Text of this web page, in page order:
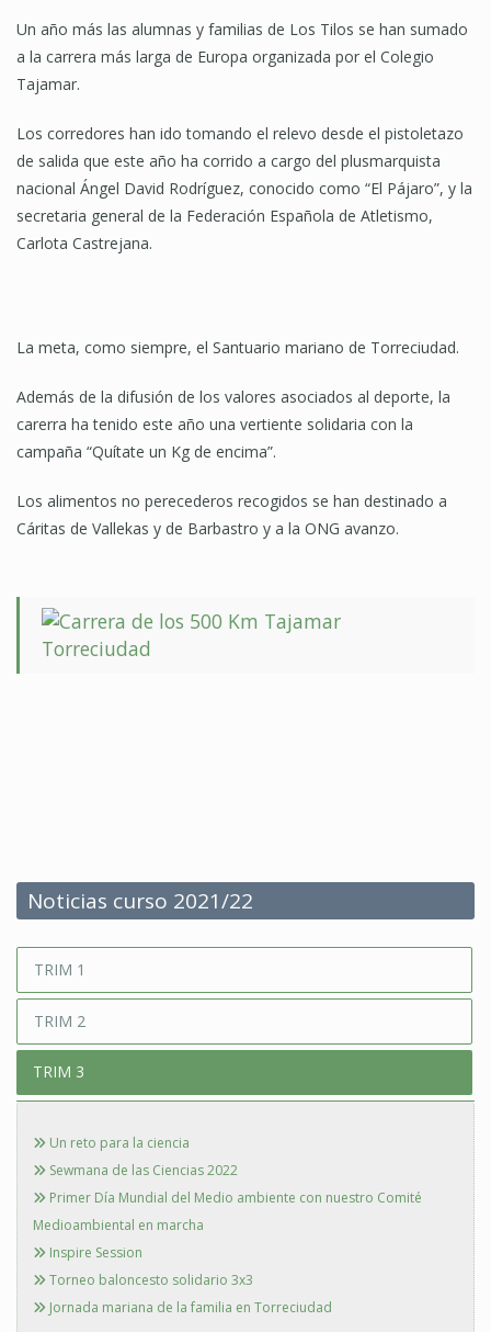
Un año más las alumnas y familias de Los Tilos se han sumado
a la carrera más larga de Europa organizada por el Colegio
Tajamar.
Los corredores han ido tomando el relevo desde el pistoletazo
de salida que este año ha corrido a cargo del plusmarquista
nacional Ángel David Rodríguez, conocido como “El Pájaro”, y la
secretaria general de la Federación Española de Atletismo,
Carlota Castrejana.
La meta, como siempre, el Santuario mariano de Torreciudad.
Además de la difusión de los valores asociados al deporte, la
carerra ha tenido este año una vertiente solidaria con la
campaña “Quítate un Kg de encima”.
Los alimentos no perecederos recogidos se han destinado a
Cáritas de Vallekas y de Barbastro y a la ONG avanzo.
Noticias curso 2021/22
TRIM 1
TRIM 2
TRIM 3
Un reto para la ciencia
Sewmana de las Ciencias 2022
Primer Día Mundial del Medio ambiente con nuestro Comité
Medioambiental en marcha
Inspire Session
Torneo baloncesto solidario 3x3
Jornada mariana de la familia en Torreciudad